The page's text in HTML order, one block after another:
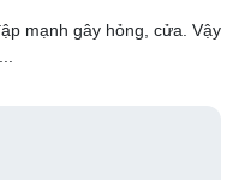
mạnh gây hỏng, cửa. Vậy